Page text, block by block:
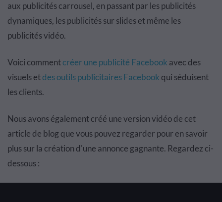
aux publicités carrousel, en passant par les publicités
dynamiques, les publicités sur slides et même les
publicités vidéo.
Voici commentcréer une publicité Facebook avec des
visuels etdes outils publicitaires Facebook qui séduisent
les clients.
Nous avons également créé une version vidéo de cet
article de blog que vous pouvez regarder pour en savoir
plus sur la création d'une annonce gagnante. Regardez ci-
dessous :